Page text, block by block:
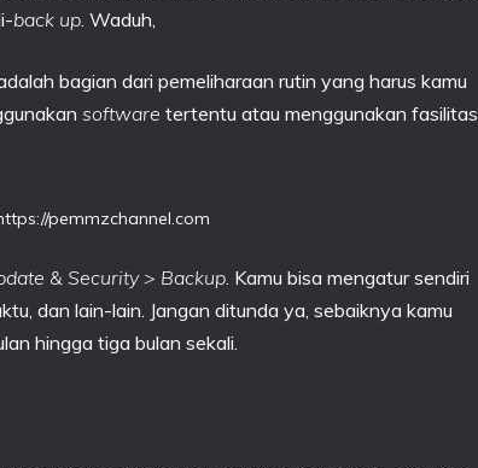
back up . Waduh,
bagian dari pemeliharaan rutin yang harus kamu
software tertentu atau menggunakan fasilitas
pemmzchannel.com
& Security > Backup. Kamu bisa mengatur sendiri
dan lain-lain. Jangan ditunda ya, sebaiknya kamu
hingga tiga bulan sekali.